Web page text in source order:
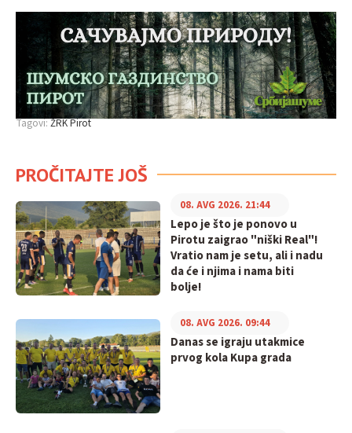
Tagovi:ŽRK Pirot
PROČITAJTE JOŠ
Lepo je što je ponovo u
Pirotu zaigrao "niški Real"!
Vratio nam je setu, ali i nadu
da će i njima i nama biti
bolje!
08. AVG 2026. 21:44
Danas se igraju utakmice
prvog kola Kupa grada
08. AVG 2026. 09:44